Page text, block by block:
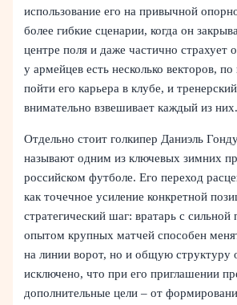
использование его на привычной
более гибкие сценарии, когда он
центре поля и даже частично страхует
у армейцев есть несколько векторов,
пойти его карьера в клубе, и
внимательно взвешивает каждый из них.
Отдельно стоит голкипер Даниэль
называют одним из ключевых зимних
российском футболе. Его переход
как точечное усиление конкретной
стратегический шаг: вратарь с сильной
опытом крупных матчей способен
на линии ворот, но и общую структуру
исключено, что при его приглашении
дополнительные цели – от